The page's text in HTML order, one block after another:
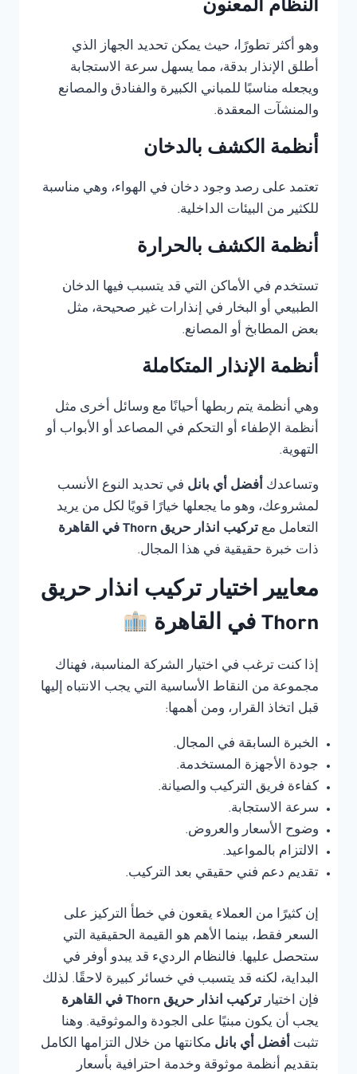
النظام المعنون
وهو أكثر تطورًا، حيث يمكن تحديد الجهاز الذي
أطلق الإنذار بدقة، مما يسهل سرعة الاستجابة
ويجعله مناسبًا للمباني الكبيرة والفنادق والمصانع
والمنشآت المعقدة.
أنظمة الكشف بالدخان
تعتمد على رصد وجود دخان في الهواء، وهي مناسبة
للكثير من البيئات الداخلية.
أنظمة الكشف بالحرارة
تستخدم في الأماكن التي قد يتسبب فيها الدخان
الطبيعي أو البخار في إنذارات غير صحيحة، مثل
بعض المطابخ أو المصانع.
أنظمة الإنذار المتكاملة
وهي أنظمة يتم ربطها أحيانًا مع وسائل أخرى مثل
أنظمة الإطفاء أو التحكم في المصاعد أو الأبواب أو
التهوية.
وتساعدك أفضل أي بانل في تحديد النوع الأنسب
لمشروعك، وهو ما يجعلها خيارًا قويًا لكل من يريد
التعامل مع تركيب انذار حريق Thorn في القاهرة
ذات خبرة حقيقية في هذا المجال.
معايير اختيار تركيب انذار حريق
Thorn في القاهرة
إذا كنت ترغب في اختيار الشركة المناسبة، فهناك
مجموعة من النقاط الأساسية التي يجب الانتباه إليها
قبل اتخاذ القرار، ومن أهمها:
الخبرة السابقة في المجال.
جودة الأجهزة المستخدمة.
كفاءة فريق التركيب والصيانة.
سرعة الاستجابة.
وضوح الأسعار والعروض.
الالتزام بالمواعيد.
تقديم دعم فني حقيقي بعد التركيب.
إن كثيرًا من العملاء يقعون في خطأ التركيز على
السعر فقط، بينما الأهم هو القيمة الحقيقية التي
ستحصل عليها. فالنظام الرديء قد يبدو أوفر في
البداية، لكنه قد يتسبب في خسائر كبيرة لاحقًا. لذلك
فإن اختيار تركيب انذار حريق Thorn في القاهرة
يجب أن يكون مبنيًا على الجودة والموثوقية. وهنا
تثبت أفضل أي بانل مكانتها من خلال التزامها الكامل
بتقديم أنظمة موثوقة وخدمة احترافية بأسعار